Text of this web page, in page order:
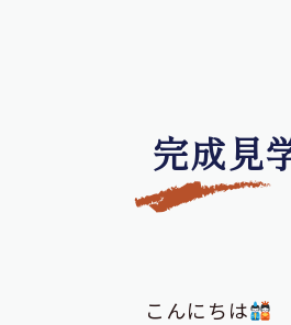
完成見
こんにちは